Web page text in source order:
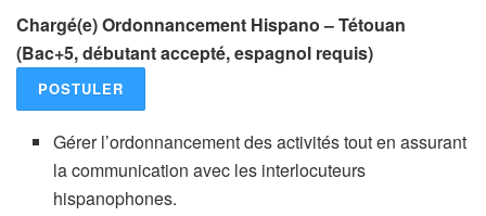
Chargé(e) Ordonnancement Hispano – Tétouan
(Bac+5, débutant accepté, espagnol requis)
POSTULER
Gérer l’ordonnancement des activités tout en assurant
la communication avec les interlocuteurs
hispanophones.